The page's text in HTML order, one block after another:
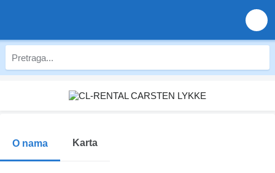
O nama Karta